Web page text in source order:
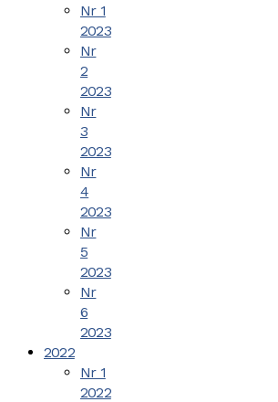
Nr 1
2023
Nr
2
2023
Nr
3
2023
Nr
4
2023
Nr
5
2023
Nr
6
2023
2022
Nr 1
2022